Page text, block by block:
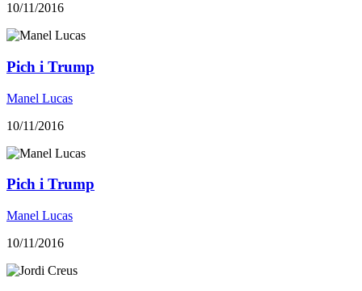
10/11/2016
Pich i Trump
Manel Lucas
10/11/2016
Pich i Trump
Manel Lucas
10/11/2016